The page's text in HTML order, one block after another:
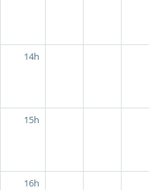
14h
15h
16h